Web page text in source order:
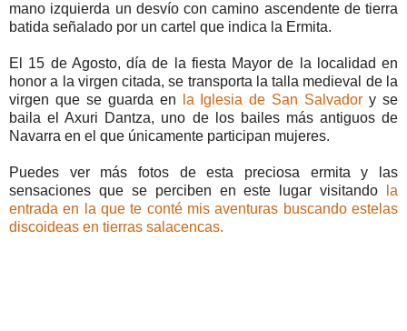
mano izquierda un desvío con camino ascendente de tierra
batida señalado por un cartel que indica la Ermita.
El 15 de Agosto, día de la fiesta Mayor de la localidad en
honor a la virgen citada, se transporta la talla medieval de la
virgen que se guarda en
la Iglesia de San Salvador y se
baila el Axuri Dantza, uno de los bailes más antiguos de
Navarra en el que únicamente participan mujeres.
Puedes ver más fotos de esta preciosa ermita y las
sensaciones que se perciben en este lugar visitando
la
entrada en la que te conté mis aventuras buscando estelas
discoideas en tierras salacencas.